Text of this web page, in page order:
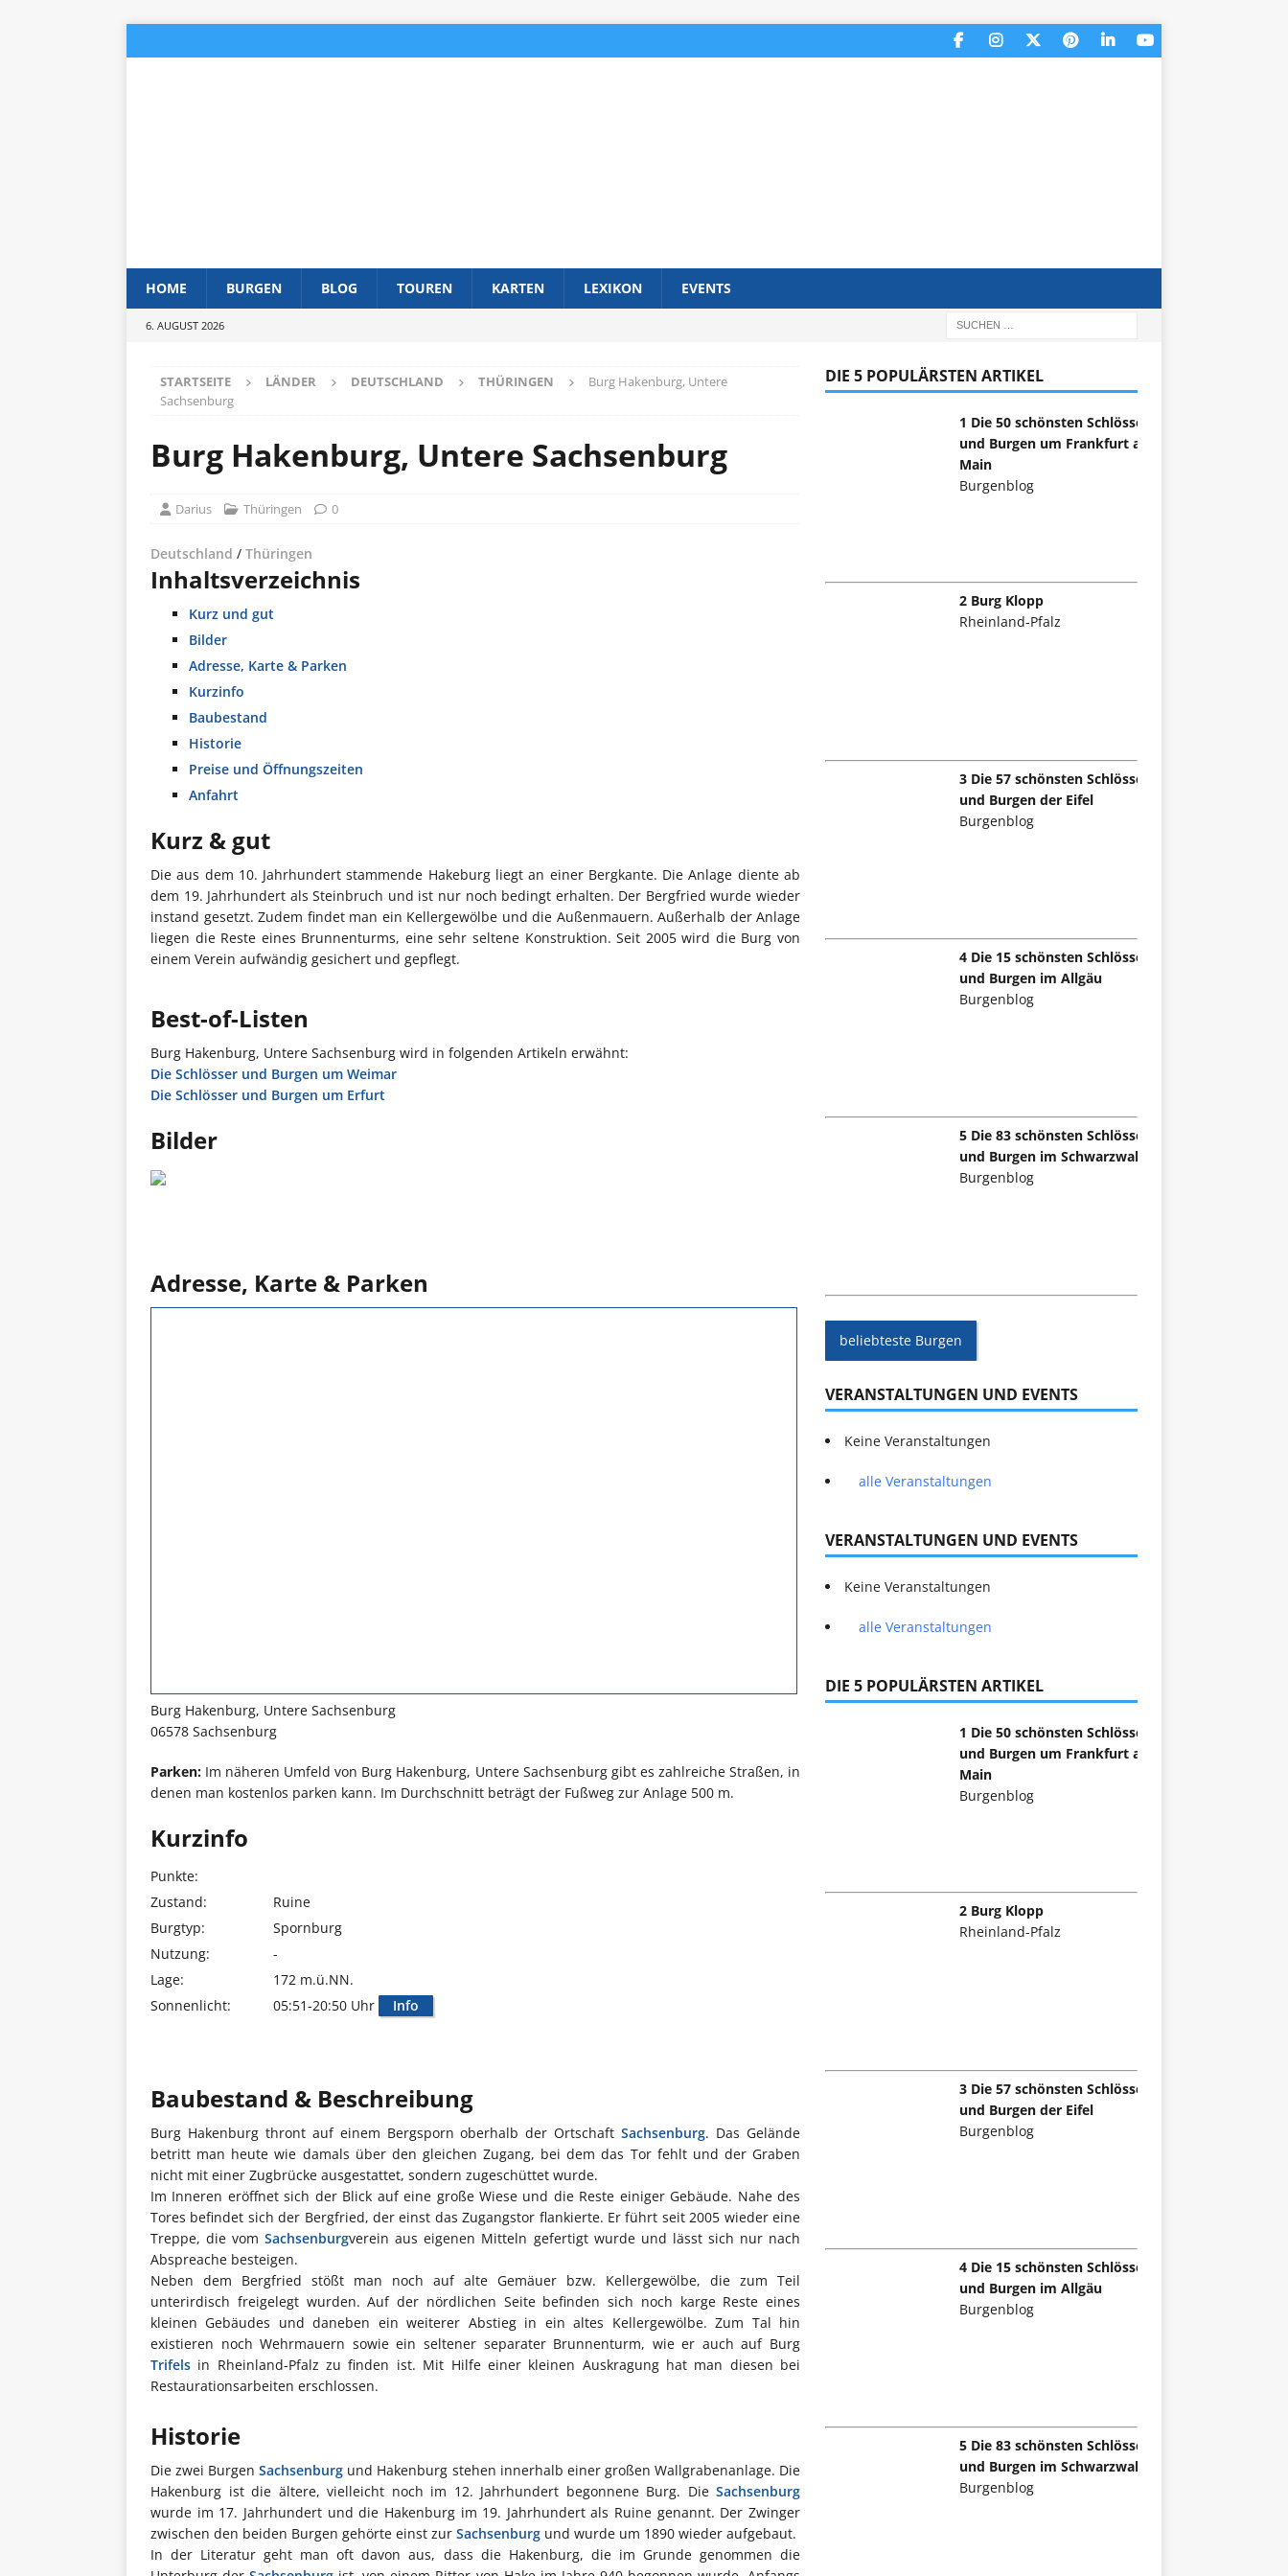
HOME BURGEN BLOG TOUREN KARTEN LEXIKON EVENTS
6. AUGUST 2026
STARTSEITE LÄNDER DEUTSCHLAND THÜRINGEN
Burg Hakenburg, Untere
Sachsenburg
Burg Hakenburg, Untere Sachsenburg
Darius Thüringen 0
Deutschland / Thüringen
Inhaltsverzeichnis
Kurz und gut
Bilder
Adresse, Karte & Parken
Kurzinfo
Baubestand
Historie
Preise und Öffnungszeiten
Anfahrt
Kurz & gut
Die aus dem 10. Jahrhundert stammende Hakeburg liegt an einer Bergkante. Die Anlage diente ab
dem 19. Jahrhundert als Steinbruch und ist nur noch bedingt erhalten. Der Bergfried wurde wieder
instand gesetzt. Zudem findet man ein Kellergewölbe und die Außenmauern. Außerhalb der Anlage
liegen die Reste eines Brunnenturms, eine sehr seltene Konstruktion. Seit 2005 wird die Burg von
einem Verein aufwändig gesichert und gepflegt.
Best-of-Listen
Burg Hakenburg, Untere Sachsenburg wird in folgenden Artikeln erwähnt:
Die Schlösser und Burgen um Weimar
Die Schlösser und Burgen um Erfurt
Bilder
Adresse, Karte & Parken
Burg Hakenburg, Untere Sachsenburg
06578 Sachsenburg
Parken: Im näheren Umfeld von Burg Hakenburg, Untere Sachsenburg gibt es zahlreiche Straßen, in
denen man kostenlos parken kann. Im Durchschnitt beträgt der Fußweg zur Anlage 500 m.
Kurzinfo
Punkte:
Zustand:
Ruine
Burgtyp:
Spornburg
Nutzung:
-
Lage:
172 m.ü.NN.
Sonnenlicht:
05:51-20:50 Uhr Info
Baubestand & Beschreibung
Burg Hakenburg thront auf einem Bergsporn oberhalb der OrtschaftSachsenburg. Das Gelände
betritt man heute wie damals über den gleichen Zugang, bei dem das Tor fehlt und der Graben
nicht mit einer Zugbrücke ausgestattet, sondern zugeschüttet wurde.
Im Inneren eröffnet sich der Blick auf eine große Wiese und die Reste einiger Gebäude. Nahe des
Tores befindet sich der Bergfried, der einst das Zugangstor flankierte. Er führt seit 2005 wieder eine
Treppe, die vomSachsenburgverein aus eigenen Mitteln gefertigt wurde und lässt sich nur nach
Abspreache besteigen.
Neben dem Bergfried stößt man noch auf alte Gemäuer bzw. Kellergewölbe, die zum Teil
unterirdisch freigelegt wurden. Auf der nördlichen Seite befinden sich noch karge Reste eines
kleinen Gebäudes und daneben ein weiterer Abstieg in ein altes Kellergewölbe. Zum Tal hin
existieren noch Wehrmauern sowie ein seltener separater Brunnenturm, wie er auch auf Burg
Trifels in Rheinland-Pfalz zu finden ist. Mit Hilfe einer kleinen Auskragung hat man diesen bei
Restaurationsarbeiten erschlossen.
Historie
Die zwei BurgenSachsenburg und Hakenburg stehen innerhalb einer großen Wallgrabenanlage. Die
Hakenburg ist die ältere, vielleicht noch im 12. Jahrhundert begonnene Burg. DieSachsenburg
wurde im 17. Jahrhundert und die Hakenburg im 19. Jahrhundert als Ruine genannt. Der Zwinger
zwischen den beiden Burgen gehörte einst zur Sachsenburg und wurde um 1890 wieder aufgebaut.
In der Literatur geht man oft davon aus, dass die Hakenburg, die im Grunde genommen die
DIE 5 POPULÄRSTEN ARTIKEL
1 Die 50 schönsten Schlösser
und Burgen um Frankfurt am
Main
Burgenblog
2 Burg Klopp
Rheinland-Pfalz
3 Die 57 schönsten Schlösser
und Burgen der Eifel
Burgenblog
4 Die 15 schönsten Schlösser
und Burgen im Allgäu
Burgenblog
5 Die 83 schönsten Schlösser
und Burgen im Schwarzwald
Burgenblog
beliebteste Burgen
VERANSTALTUNGEN UND EVENTS
Keine Veranstaltungen
alle Veranstaltungen
VERANSTALTUNGEN UND EVENTS
Keine Veranstaltungen
alle Veranstaltungen
DIE 5 POPULÄRSTEN ARTIKEL
1 Die 50 schönsten Schlösser
und Burgen um Frankfurt am
Main
Burgenblog
2 Burg Klopp
Rheinland-Pfalz
3 Die 57 schönsten Schlösser
und Burgen der Eifel
Burgenblog
4 Die 15 schönsten Schlösser
und Burgen im Allgäu
Burgenblog
5 Die 83 schönsten Schlösser
und Burgen im Schwarzwald
Burgenblog